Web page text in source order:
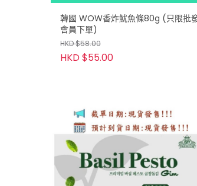
韓國 WOW香炸魷魚條80g (只限批發
會員下單)
HKD $58.00
HKD $55.00